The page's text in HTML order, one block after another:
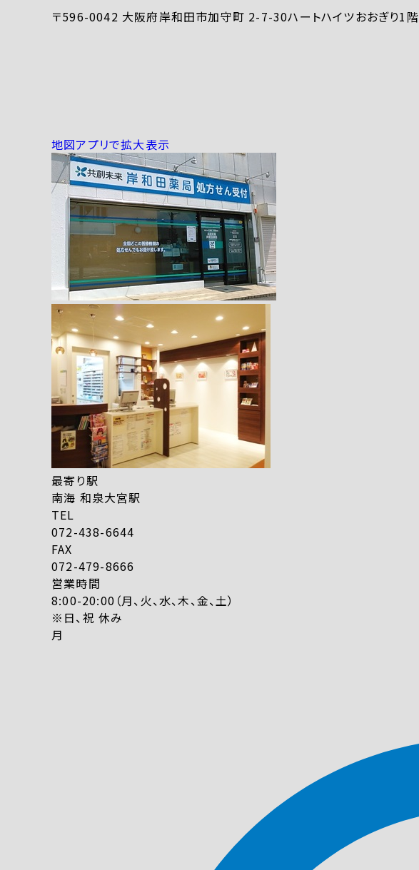
〒596-0042 大阪府岸和田市加守町 2-7-30ハートハイツおおぎり1階
地図アプリで拡大表示
最寄り駅
南海 和泉大宮駅
TEL
072-438-6644
FAX
072-479-8666
営業時間
8:00-20:00（月、火、水、木、金、土）
※日、祝 休み
月